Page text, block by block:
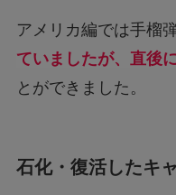
アメリカ編では手榴
ていましたが、直後
とができました。
石化・復活したキ